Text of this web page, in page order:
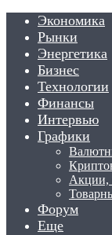
Экономика
Рынки
Энергетика
Бизнес
Технологии
Финансы
Интервью
Графики
Акции,
Форум
Еще